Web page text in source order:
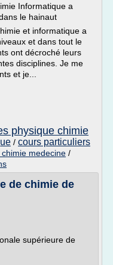
Informatique a
le hainaut
et informatique a
et dans tout le
ont décroché leurs
disciplines. Je me
et je...
physique chimie
/ cours particuliers
medecine /
de chimie de
supérieure de